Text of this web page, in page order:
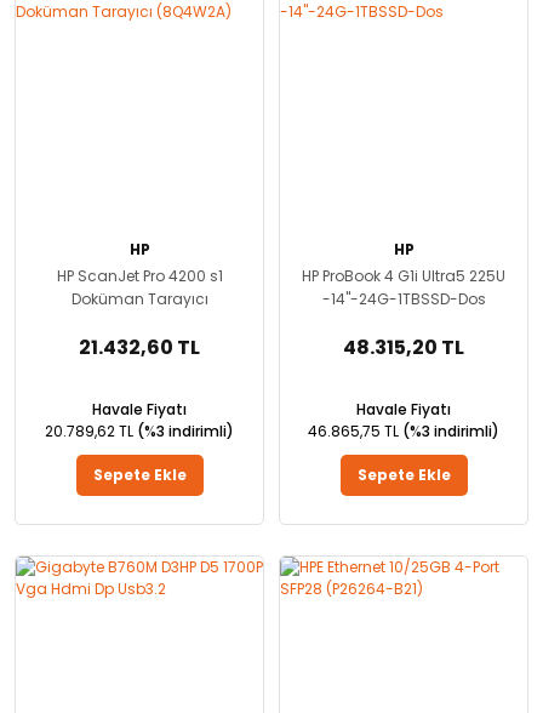
HP
HP ScanJet Pro 4200 s1
Doküman Tarayıcı
21.432,60 TL
Havale Fiyatı
20.789,62 TL (%3 indirimli)
Sepete Ekle
HP
HP ProBook 4 G1i Ultra5 225U
-14''-24G-1TBSSD-Dos
48.315,20 TL
Havale Fiyatı
46.865,75 TL (%3 indirimli)
Sepete Ekle